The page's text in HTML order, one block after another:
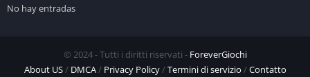
No hay entradas
© 2024 - Tutti i diritti riservati - ForeverGiochi
About US/ DMCA/ Privacy Policy/Termini di servizio /Contatto